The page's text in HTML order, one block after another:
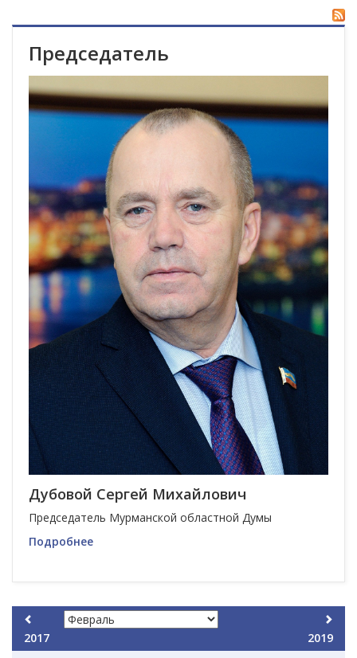
Председатель
Дубовой Сергей Михайлович
Председатель Мурманской областной Думы
Подробнее
2017 2019